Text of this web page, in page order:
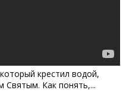
крестил водой,
Святым. Как понять,...